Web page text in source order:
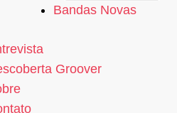
Bandas Novas
Groover